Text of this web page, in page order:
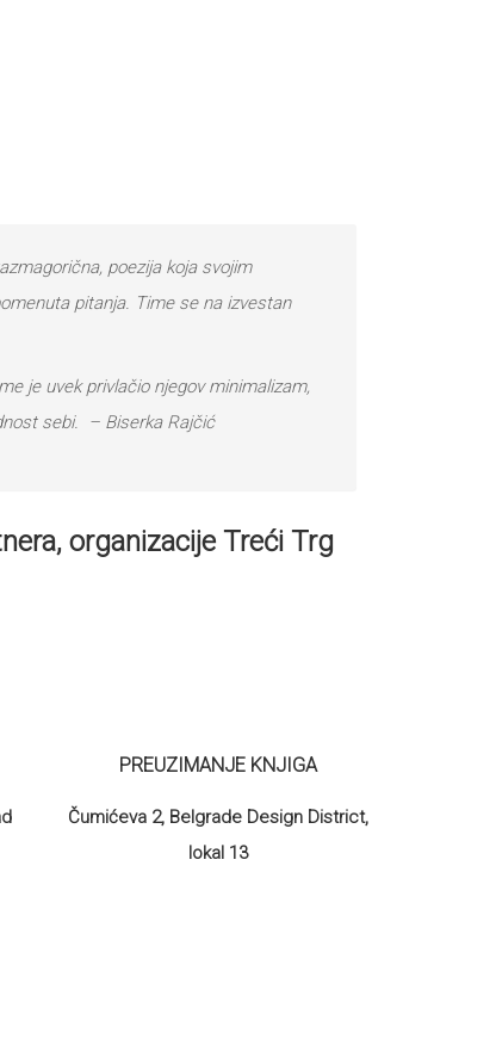
poezija koja svojim
pitanja. Time se na izvestan
je uvek privlačio njegov minimalizam,
sebi. – Biserka Rajčić
organizacije Treći Trg
PREUZIMANJE KNJIGA
Čumićeva 2, Belgrade Design District,
lokal 13